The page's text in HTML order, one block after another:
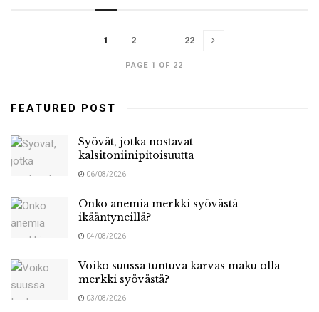
PAGE 1 OF 22
1 2 22
FEATURED POST
Syövät, jotka nostavat
kalsitoniinipitoisuutta
06/08/2026
Onko anemia merkki syövästä
ikääntyneillä?
04/08/2026
Voiko suussa tuntuva karvas maku olla
merkki syövästä?
03/08/2026